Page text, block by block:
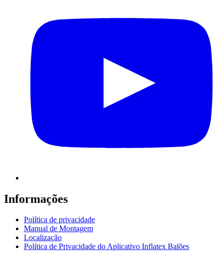
Informações
Política de privacidade
Manual de Montagem
Localização
Política de Privacidade do Aplicativo Inflatex Balões